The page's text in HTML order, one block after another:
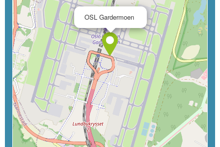
OSL Gardermoen